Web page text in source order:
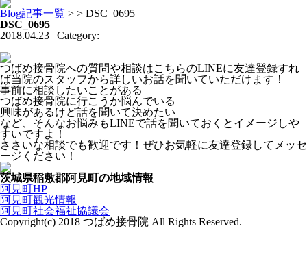
Blog記事一覧 > > DSC_0695
DSC_0695
2018.04.23 | Category:
つばめ接骨院への質問や相談はこちらのLINEに友達登録すれ
ば当院のスタッフから詳しいお話を聞いていただけます！
事前に相談したいことがある
つばめ接骨院に行こうか悩んでいる
興味があるけど話を聞いて決めたい
など、そんなお悩みもLINEで話を聞いておくとイメージしや
すいですよ！
ささいな相談でも歓迎です！ぜひお気軽に友達登録してメッセ
ージください！
茨城県稲敷郡阿見町の地域情報
阿見町HP
阿見町観光情報
阿見町社会福祉協議会
Copyright(c) 2018 つばめ接骨院 All Rights Reserved.